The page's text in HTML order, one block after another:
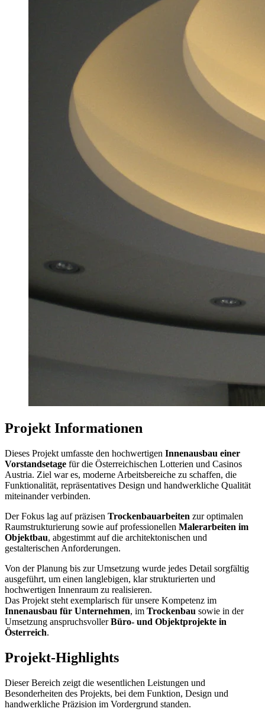
Projekt Informationen
Dieses Projekt umfasste den hochwertigen Innenausbau einer
Vorstandsetage für die Österreichischen Lotterien und Casinos
Austria. Ziel war es, moderne Arbeitsbereiche zu schaffen, die
Funktionalität, repräsentatives Design und handwerkliche Qualität
miteinander verbinden.
Der Fokus lag auf präzisen Trockenbauarbeiten zur optimalen
Raumstrukturierung sowie auf professionellen Malerarbeiten im
Objektbau, abgestimmt auf die architektonischen und
gestalterischen Anforderungen.
Von der Planung bis zur Umsetzung wurde jedes Detail sorgfältig
ausgeführt, um einen langlebigen, klar strukturierten und
hochwertigen Innenraum zu realisieren.
Das Projekt steht exemplarisch für unsere Kompetenz im
Innenausbau für Unternehmen, im Trockenbau sowie in der
Umsetzung anspruchsvollerBüro- und Objektprojekte in
Österreich.
Projekt-Highlights
Dieser Bereich zeigt die wesentlichen Leistungen und
Besonderheiten des Projekts, bei dem Funktion, Design und
handwerkliche Präzision im Vordergrund standen.